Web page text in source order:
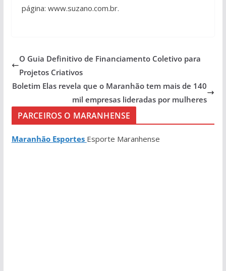
página: www.suzano.com.br.
O Guia Definitivo de Financiamento Coletivo para
Projetos Criativos
Boletim Elas revela que o Maranhão tem mais de 140
mil empresas lideradas por mulheres
PARCEIROS O MARANHENSE
Maranhão Esportes Esporte Maranhense